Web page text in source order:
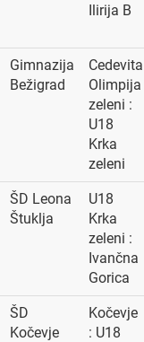
Ilirija B
Gimnazija
Bežigrad
Cedevita
Olimpija
zeleni :
U18
Krka
zeleni
ŠD Leona
Štuklja
U18
Krka
zeleni :
Ivančna
Gorica
ŠD
Kočevje
Kočevje
: U18